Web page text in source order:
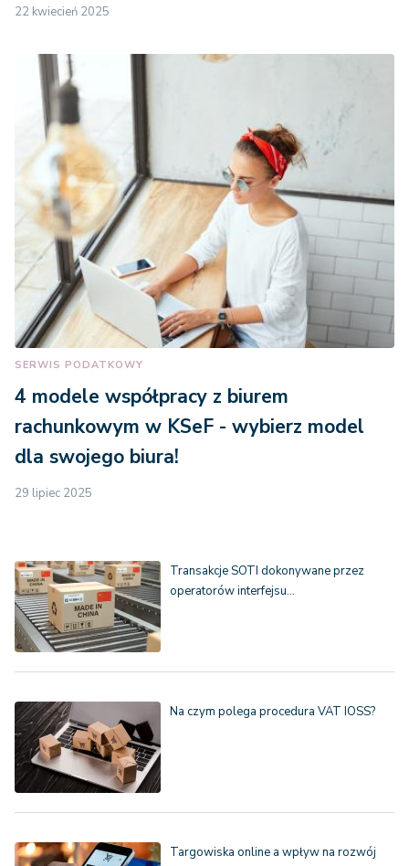
22 kwiecień 2025
SERWIS PODATKOWY
4 modele współpracy z biurem
rachunkowym w KSeF - wybierz model
dla swojego biura!
29 lipiec 2025
Transakcje SOTI dokonywane przez
operatorów interfejsu…
Na czym polega procedura VAT IOSS?
Targowiska online a wpływ na rozwój